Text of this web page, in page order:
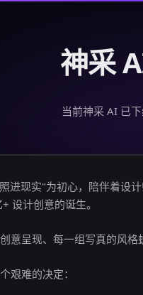
神采
当前神采 AI 已
进现实"为初心，陪伴着设
设计创意的诞生。
意呈现、每一组写真的风
艰难的决定：